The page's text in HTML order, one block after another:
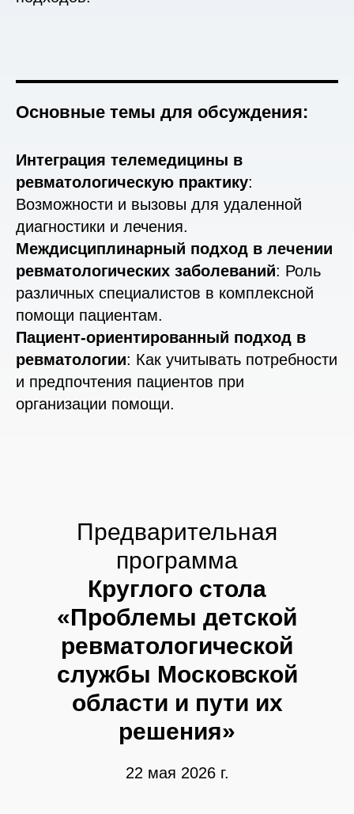
Основные темы для обсуждения:
Интеграция телемедицины в
ревматологическую практику:
Возможности и вызовы для удаленной
диагностики и лечения.
Междисциплинарный подход в лечении
ревматологических заболеваний: Роль
различных специалистов в комплексной
помощи пациентам.
Пациент-ориентированный подход в
ревматологии: Как учитывать потребности
и предпочтения пациентов при
организации помощи.
Предварительная
программа
Круглого стола
«Проблемы детской
ревматологической
службы Московской
области и пути их
решения»
22 мая 2026 г.